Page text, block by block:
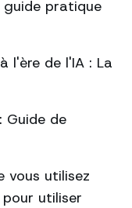
pratique
l'ère de l'IA : La
Guide de
vous utilisez
pour utiliser